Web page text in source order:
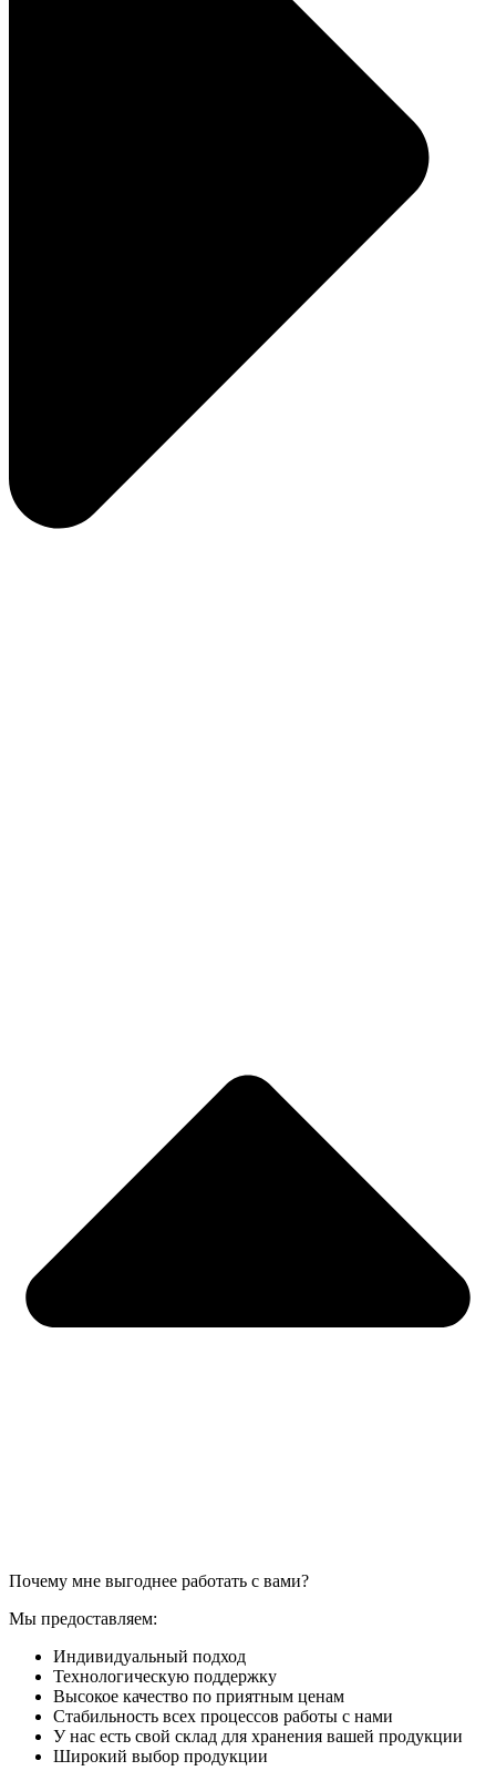
Почему мне выгоднее работать с вами?
Мы предоставляем:
Индивидуальный подход
Технологическую поддержку
Высокое качество по приятным ценам
Стабильность всех процессов работы с нами
У нас есть свой склад для хранения вашей продукции
Широкий выбор продукции